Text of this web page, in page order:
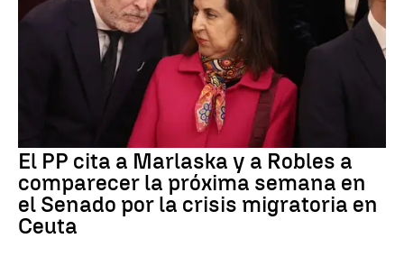
El PP cita a Marlaska y a Robles a
comparecer la próxima semana en
el Senado por la crisis migratoria en
Ceuta